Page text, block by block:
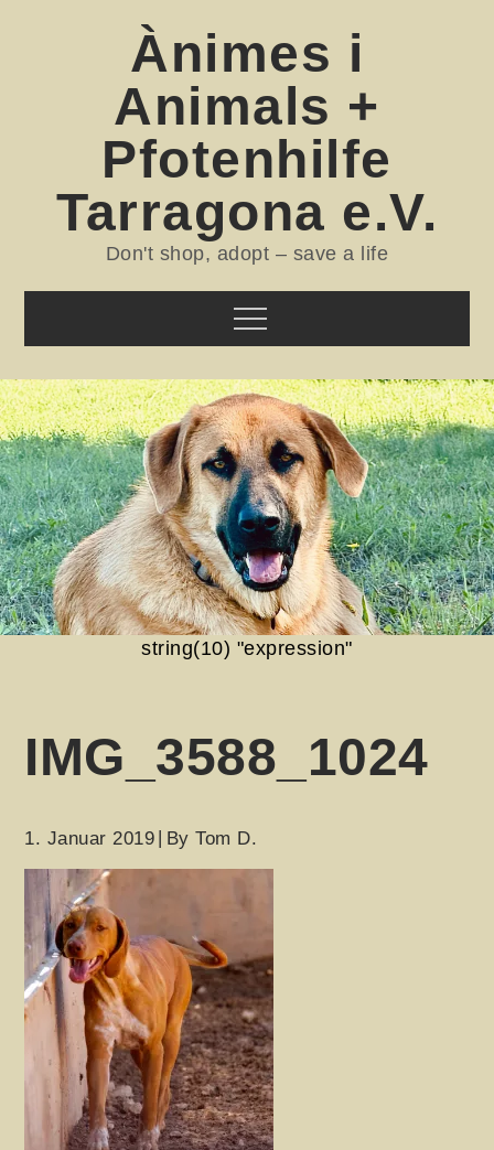
Ànimes i
Animals +
Pfotenhilfe
Tarragona e.V.
Don't shop, adopt – save a life
Menu
string(10) "expression"
IMG_3588_1024
1. Januar 2019 ByTom D.